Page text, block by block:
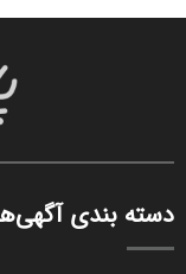
دسته بندی آگهی‌ها